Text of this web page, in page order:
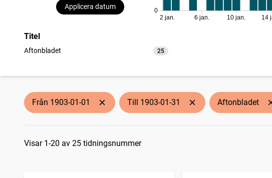
Applicera datum
0
2 jan. 6 jan. 10 jan. 14
Titel
Aftonbladet 25
träffar
Från 1903-01-01 Till 1903-01-31 Aftonbladet
Sökresultat
Visar 1-20 av 25 tidningsnummer